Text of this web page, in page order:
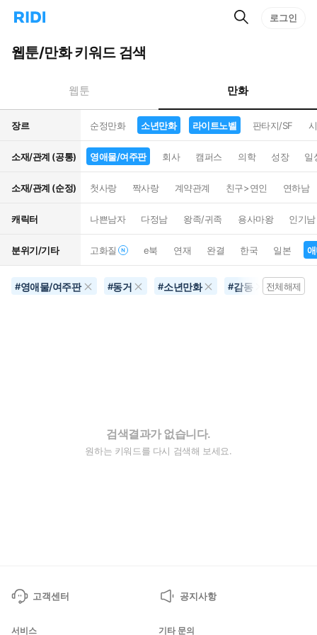
리
홈
으
턴
트
검
로그인
웹툰/만화 키워드 검색
웹툰 만화
장르 순정만화 소년만화 라이트노벨 판타지/SF
소재/관계 (공통) 영애물/여주판 회사 캠퍼스 의학 성장 일
소재/관계 (순정) 첫사랑 짝사랑 계약관계 친구>연인 연하남
캐릭터 나쁜남자 다정남 왕족/귀족 용사마왕 인기남
분위기/기타 고화질 e북 연재 완결 한국 일본
#영애물/여주판 #동거 #소년만화 #감동 #라이트
전체해제
검색결과가 없습니다.
원하는 키워드를 다시 검색해 보세요.
고객센터 공지사항
서비스 기타 문의